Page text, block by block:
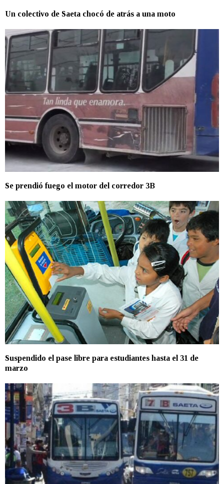
Un colectivo de Saeta chocó de atrás a una moto
Se prendió fuego el motor del corredor 3B
Suspendido el pase libre para estudiantes hasta el 31 de
marzo